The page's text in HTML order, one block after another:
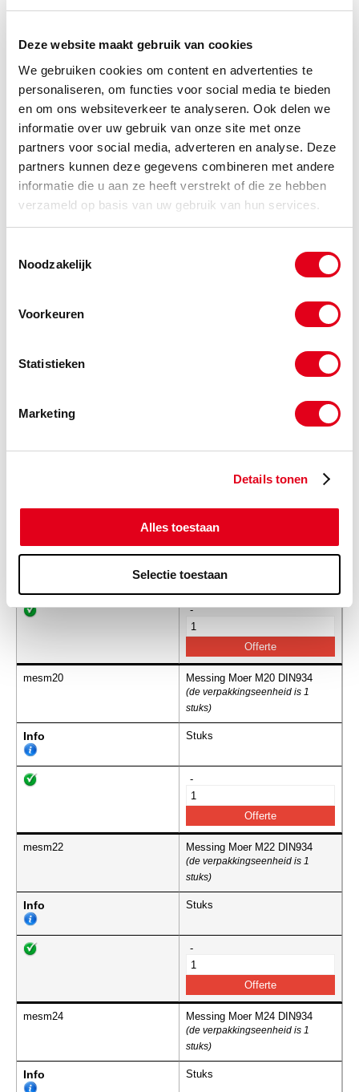
Deze website maakt gebruik van cookies
We gebruiken cookies om content en advertenties te
personaliseren, om functies voor social media te bieden
en om ons websiteverkeer te analyseren. Ook delen we
informatie over uw gebruik van onze site met onze
partners voor social media, adverteren en analyse. Deze
partners kunnen deze gegevens combineren met andere
informatie die u aan ze heeft verstrekt of die ze hebben
verzameld op basis van uw gebruik van hun services.
Noodzakelijk
Voorkeuren
Statistieken
Marketing
Details tonen
Alles toestaan
Selectie toestaan
mesm14 Messing Moer M14 DIN934
(de verpakkingseenheid is 1
stuks)
Info Stuks
(de verpakkingseenheid is 1
mesm18 Messing Moer M18 DIN934
(de verpakkingseenheid is 1
-
mesm20 Messing Moer M20 DIN934
(de verpakkingseenheid is 1
stuks)
Info Stuks
-
mesm22 Messing Moer M22 DIN934
(de verpakkingseenheid is 1
stuks)
Info Stuks
-
mesm24 Messing Moer M24 DIN934
(de verpakkingseenheid is 1
stuks)
Info Stuks